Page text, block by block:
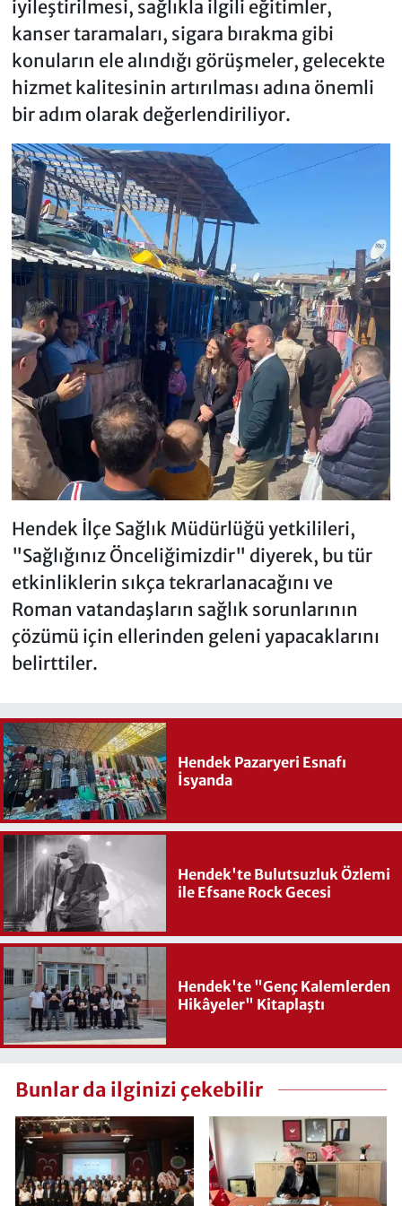
iyileştirilmesi, sağlıkla ilgili eğitimler,
kanser taramaları, sigara bırakma gibi
konuların ele alındığı görüşmeler, gelecekte
hizmet kalitesinin artırılması adına önemli
bir adım olarak değerlendiriliyor.
Hendek İlçe Sağlık Müdürlüğü yetkilileri,
"Sağlığınız Önceliğimizdir" diyerek, bu tür
etkinliklerin sıkça tekrarlanacağını ve
Roman vatandaşların sağlık sorunlarının
çözümü için ellerinden geleni yapacaklarını
belirttiler.
Hendek Pazaryeri Esnafı
İsyanda
Hendek'te Bulutsuzluk Özlemi
ile Efsane Rock Gecesi
Hendek'te "Genç Kalemlerden
Hikâyeler" Kitaplaştı
Bunlar da ilginizi çekebilir